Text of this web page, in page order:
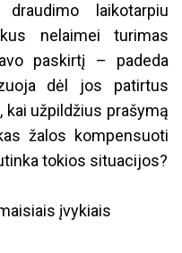
laikotarpiu
nelaimei turimas
paskirtį – padeda
dėl jos patirtus
kai užpildžius prašymą
žalos kompensuoti
tokios situacijos?
įvykiais